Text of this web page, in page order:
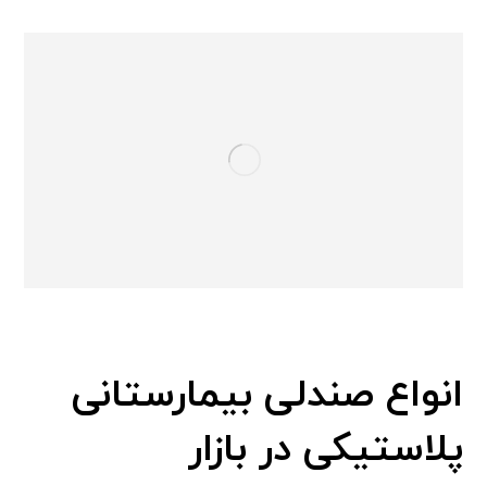
انواع صندلی بیمارستانی
پلاستیکی در بازار